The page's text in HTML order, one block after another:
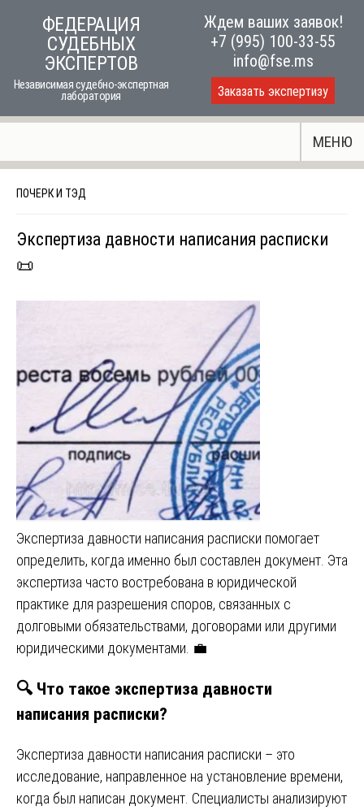
ФЕДЕРАЦИЯ
СУДЕБНЫХ
ЭКСПЕРТОВ
Независимая судебно-экспертная
лаборатория
Ждем ваших заявок!
+7 (995) 100-33-55
info@fse.ms
Заказать экспертизу
МЕНЮ
ПОЧЕРК И ТЭД
Экспертиза давности написания расписки
📜
Экспертиза давности написания расписки помогает
определить, когда именно был составлен документ. Эта
экспертиза часто востребована в юридической
практике для разрешения споров, связанных с
долговыми обязательствами, договорами или другими
юридическими документами. 💼
🔍 Что такое экспертиза давности
написания расписки?
Экспертиза давности написания расписки – это
исследование, направленное на установление времени,
когда был написан документ. Специалисты анализируют